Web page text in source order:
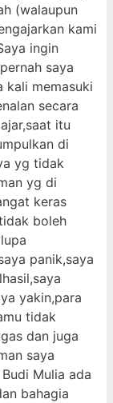
(walaupun
kami
ingin
saya
kali memasuki
secara
itu
di
yg tidak
yg di
keras
boleh
panik,saya
yakin,para
tidak
dan juga
saya
Mulia ada
bahagia